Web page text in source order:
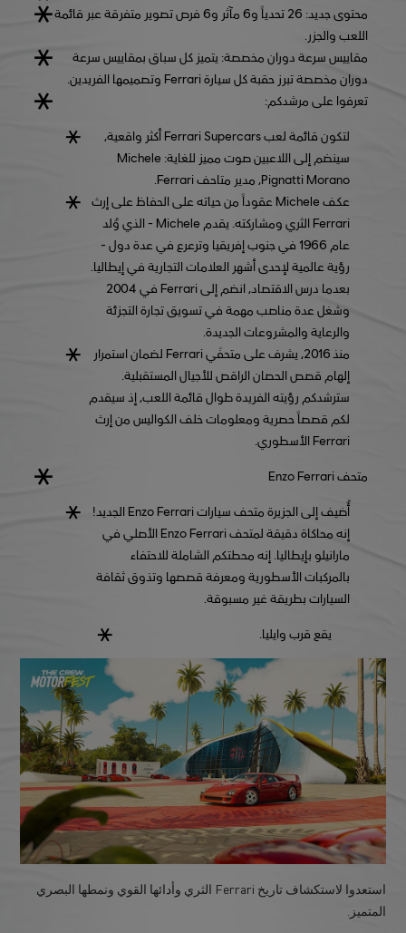
محتوى جديد:
26 تحدياً و6 مآثر و6 فرص تصوير متفرقة عبر قائمة
اللعب والجزر.
مقاييس سرعة دوران مخصصة: يتميز كل سباق بمقاييس سرعة
دوران مخصصة تبرز حقبة كل سيارة Ferrari وتصميمها الفريدين.
تعرفوا على مرشدكم:
لتكون قائمة لعب Ferrari Supercars أكثر واقعية،
سينضم إلى اللاعبين صوت مميز للغاية: Michele
Pignatti Morano، مدير متاحف Ferrari.
عكف Michele عقوداً من حياته على الحفاظ على إرث
Ferrari الثري ومشاركته. يقدم Michele - الذي وُلد
عام 1966 في جنوب إفريقيا وترعرع في عدة دول -
رؤية عالمية لإحدى أشهر العلامات التجارية في إيطاليا.
بعدما درس الاقتصاد، انضم إلى Ferrari في 2004
وشغل عدة مناصب مهمة في تسويق تجارة التجزئة
والرعاية والمشروعات الجديدة.
منذ 2016، يشرف على متحفَي Ferrari لضمان استمرار
إلهام قصص الحصان الراقص للأجيال المستقبلية.
سترشدكم رؤيته الفريدة طوال قائمة اللعب، إذ سيقدم
لكم قصصاً حصرية ومعلومات خلف الكواليس من إرث
Ferrari الأسطوري.
متحف Enzo Ferrari
أُضيف إلى الجزيرة متحف سيارات Enzo Ferrari الجديد!
إنه محاكاة دقيقة لمتحف Enzo Ferrari الأصلي في
مارانيلو بإيطاليا. إنه محطتكم الشاملة للاحتفاء
بالمركبات الأسطورية ومعرفة قصصها وتذوق ثقافة
السيارات بطريقة غير مسبوقة.
يقع قرب وايليا.
استعدوا لاستكشاف تاريخ Ferrari الثري وأدائها القوي ونمطها البصري
المتميز.